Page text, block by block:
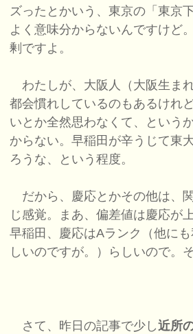
ズったとかいう、東京の「東京
よく意味分からないんですけど
剰ですよ。
わたしが、大阪人（大阪生ま
都会慣れしているのもあるけれ
いとか全然思わなくて、という
からない。早稲田が辛うじて東
ろうな、という程度。
だから、慶応とかその他は、
じ感覚。まあ、偏差値は慶応が
早稲田、慶応はAランク（他に
しいのですが。）らしいので。
さて、昨日の記事で少し近所